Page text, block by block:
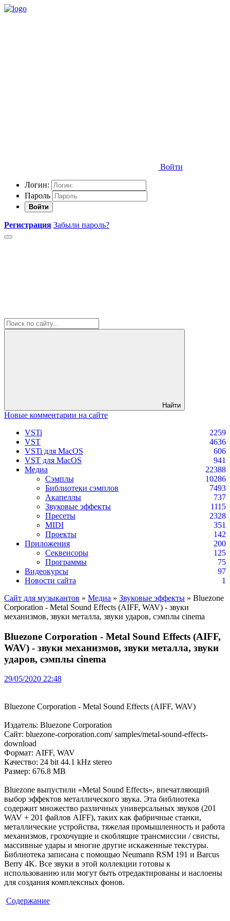
Войти
Логин:
Пароль
Войти
Регистрация Забыли пароль?
Найти
Новые комментарии на сайте
VSTi
2259
VST
4636
VSTi для MacOS
606
VST для MacOS
941
Медиа
22388
Сэмплы
10286
Библиотеки сэмплов
7493
Акапеллы
737
Звуковые эффекты
1115
Пресеты
2328
MIDI
351
Проекты
142
Приложения
200
Секвенсоры
125
Программы
75
Видеокурсы
97
Новости сайта
1
Сайт для музыкантов » Медиа » Звуковые эффекты » Bluezone
Corporation - Metal Sound Effects (AIFF, WAV) - звуки
механизмов, звуки металла, звуки ударов, сэмплы cinema
Bluezone Corporation - Metal Sound Effects (AIFF,
WAV) - звуки механизмов, звуки металла, звуки
ударов, сэмплы cinema
29/05/2020 22:48
Bluezone Corporation - Metal Sound Effects (AIFF, WAV)
Издатель: Bluezone Corporation
Сайт: bluezone-corporation.com/ samples/metal-sound-effects-
download
Формат: AIFF, WAV
Качество: 24 bit 44.1 kHz stereo
Размер: 676.8 MB
Bluezone выпустили «Metal Sound Effects», впечатляющий
выбор эффектов металлического звука. Эта библиотека
содержит множество различных универсальных звуков (201
WAV + 201 файлов AIFF), таких как фабричные станки,
металлические устройства, тяжелая промышленность и работа
механизмов, грохочущие и скоблящие трансмиссии / свисты,
массивные удары и многие другие искаженные текстуры.
Библиотека записана с помощью Neumann RSM 191 и Barcus
Berry 4K. Все звуки в этой коллекции готовы к
использованию или могут быть отредактированы и наслоены
для создания комплексных фонов.
Содержание